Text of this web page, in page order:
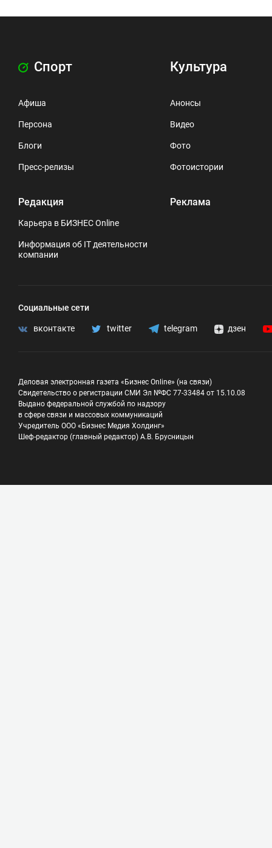
Спорт
Афиша
Персона
Блоги
Пресс-релизы
Редакция
Карьера в БИЗНЕС Online
Информация об IT деятельности
компании
Культура
Анонсы
Видео
Фото
Фотоистории
Реклама
Социальные сети
вконтакте twitter telegram дзен
Деловая электронная газета «Бизнес Online» (на связи)
Свидетельство о регистрации СМИ Эл №ФС 77-33484 от 15.10.08
Выдано федеральной службой по надзору
в сфере связи и массовых коммуникаций
Учредитель ООО «Бизнес Медия Холдинг»
Шеф-редактор (главный редактор) А.В. Брусницын